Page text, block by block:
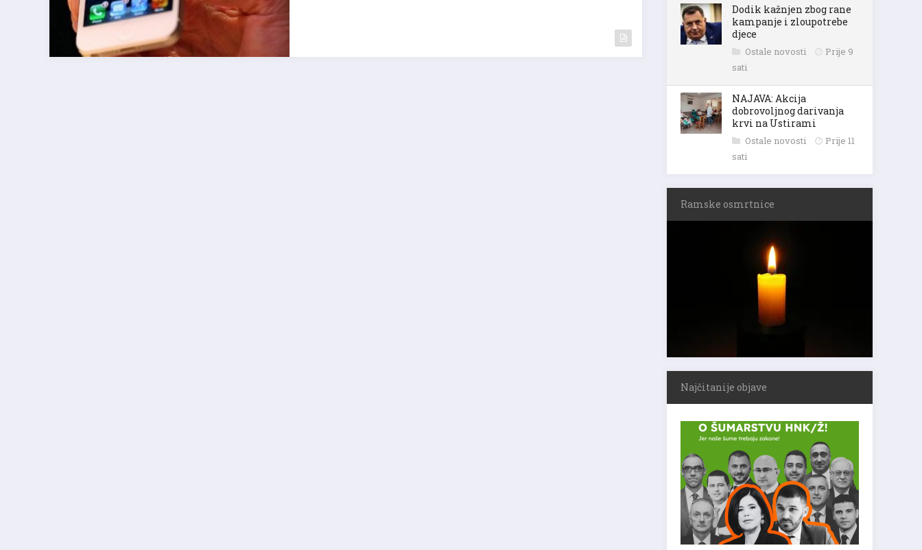
Dodik kažnjen zbog rane
kampanje i zloupotrebe
djece
Ostale novosti
Prije 9
sati
NAJAVA: Akcija
dobrovoljnog darivanja
krvi na Ustirami
Ostale novosti
Prije 11
sati
Ramske osmrtnice
Najčitanije objave